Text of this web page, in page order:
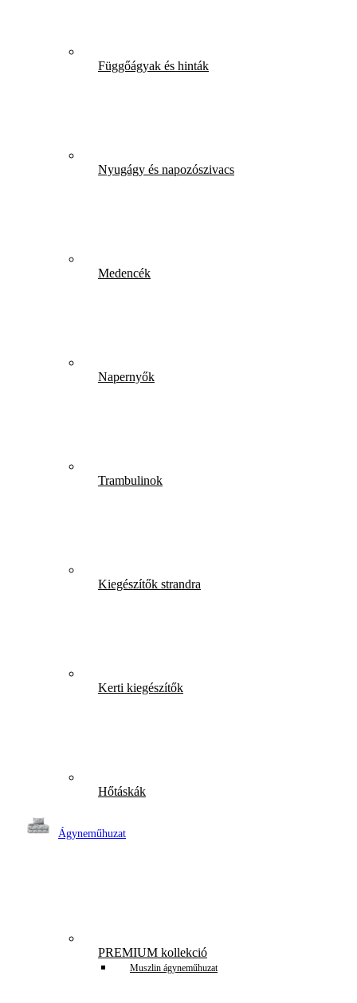
Függőágyak és hinták
Nyugágy és napozószivacs
Medencék
Napernyők
Trambulinok
Kiegészítők strandra
Kerti kiegészítők
Hőtáskák
Ágyneműhuzat
PREMIUM kollekció
Muszlin ágyneműhuzat